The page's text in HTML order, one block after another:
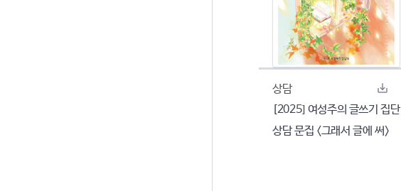
상담
[2025] 여성주의 글쓰기 집단
상담 문집 <그래서 글에 써>